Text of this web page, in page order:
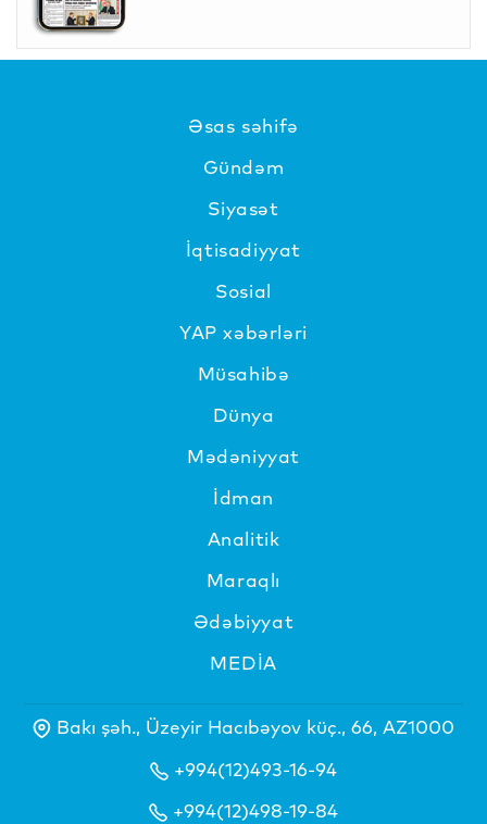
Əsas səhifə
Gündəm
Siyasət
İqtisadiyyat
Sosial
YAP xəbərləri
Müsahibə
Dünya
Mədəniyyat
İdman
Analitik
Maraqlı
Ədəbiyyat
MEDİA
Bakı şəh., Üzeyir Hacıbəyov küç., 66, AZ1000
+994(12)493-16-94
+994(12)498-19-84